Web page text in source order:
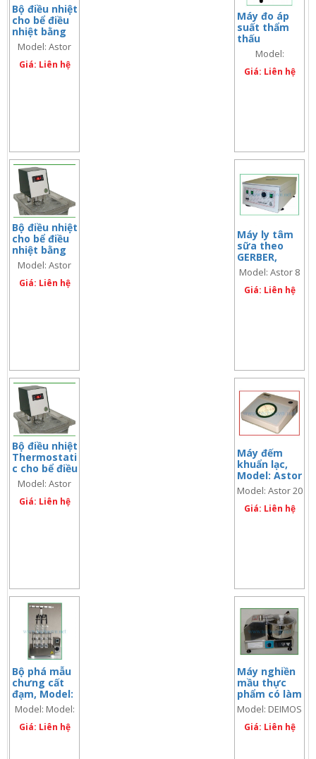
Bộ điều nhiệt
cho bể điều
nhiệt bằng
nhựa 15 lít,
Model: Astor
800/D + 4113
Model: Astor
800/D + 4113
Giá: Liên hệ
Máy đo áp
suất thẩm
thấu
osmometer
bán tự
động, Model:
Model:
OsmoSpecial 1
Giá: Liên hệ
Bộ điều nhiệt
cho bể điều
nhiệt bằng
nhựa 8 lít
Model: Astor
800/D +
Model: Astor
800/D +
Giá: Liên hệ
Máy ly tâm
sữa theo
GERBER,
Model: Astor
8 NEW
Model: Astor 8
NEW
Giá: Liên hệ
Bộ điều nhiệt
Thermostati
c cho bể điều
nhiệt, Model:
Astor 800/D
(code:
Model: Astor
800/D (code:
Giá: Liên hệ
Máy đếm
khuẩn lạc,
Model: Astor
20 (code:
67175)
Model: Astor 20
(code: 67175)
Giá: Liên hệ
Bộ phá mẫu
chưng cất
đạm, Model:
DIGI-6
Model: Model:
DIGI-6 (code:
Giá: Liên hệ
Máy nghiền
mầu thực
phẩm có làm
lạnh, Model:
DEIMOS
Model: DEIMOS
Giá: Liên hệ